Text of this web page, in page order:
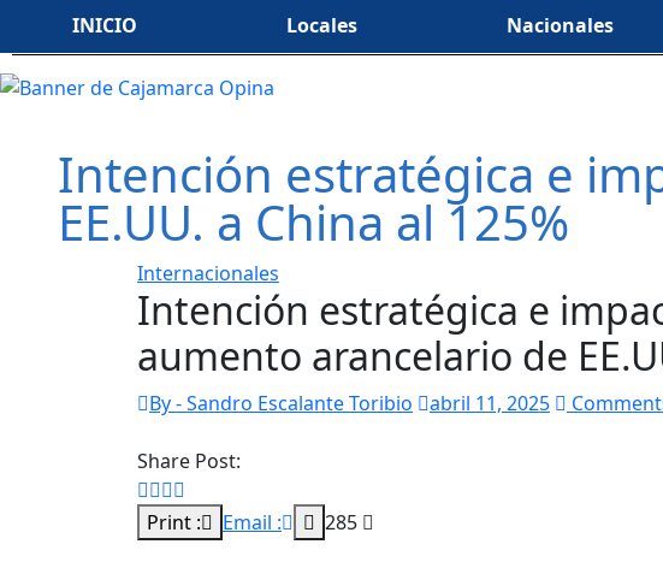
INICIO Locales Nacionales
Intención estratégica e
EE.UU. a China al 125%
Internacionales
Intención estratégica e
aumento arancelario de
By - Sandro Escalante Toribio abril 11, 2025
Share Post:
Print : Email : 285